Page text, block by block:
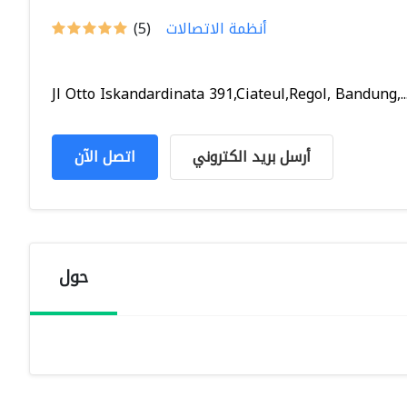
(5) أنظمة الاتصالات
Jl Otto Iskandardinata 391,Ciateul,Regol,
اتصل الآن أرسل بريد الكتروني
حول